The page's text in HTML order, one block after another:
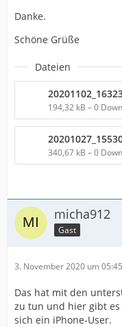
Danke.
Schöne Grüße
Dateien
194,32 kB – 0
340,67 kB – 0
micha912
Gast
3. November 2020 um 05:45
Das hat mit den
zu tun und hier gibt
sich ein iPhone-User.